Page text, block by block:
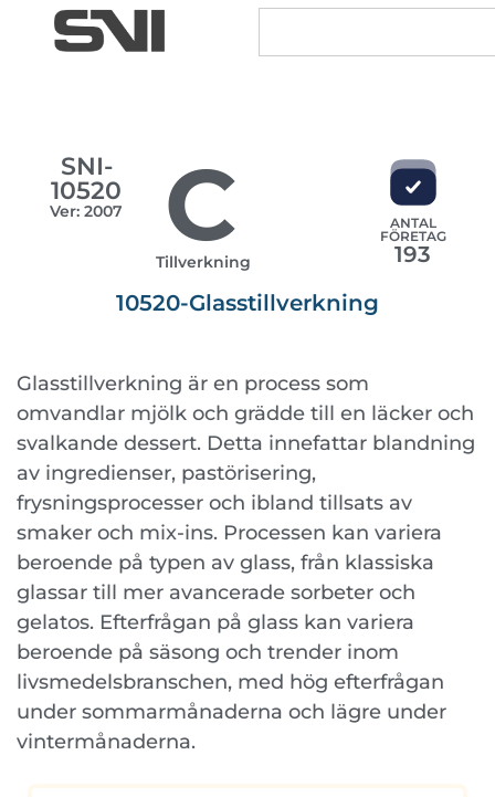
SNI-
10520
Ver: 2007 C
Tillverkning
ANTAL
FÖRETAG
193
10520-Glasstillverkning
Glasstillverkning är en process som
omvandlar mjölk och grädde till en läcker och
svalkande dessert. Detta innefattar blandning
av ingredienser, pastörisering,
frysningsprocesser och ibland tillsats av
smaker och mix-ins. Processen kan variera
beroende på typen av glass, från klassiska
glassar till mer avancerade sorbeter och
gelatos. Efterfrågan på glass kan variera
beroende på säsong och trender inom
livsmedelsbranschen, med hög efterfrågan
under sommarmånaderna och lägre under
vintermånaderna.